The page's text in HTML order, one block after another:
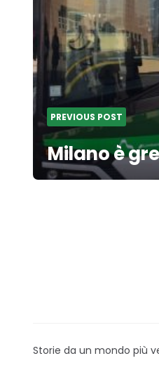
PREVIOUS POST
Milano è
Storie da un mondo più